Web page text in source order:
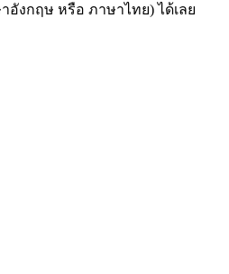
าอังกฤษ หรือ ภาษาไทย) ได้เลย